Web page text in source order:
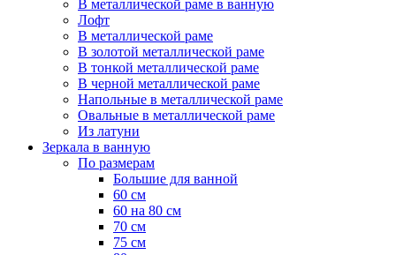
В металлической раме в ванную
Лофт
В металлической раме
В золотой металлической раме
В тонкой металлической раме
В черной металлической раме
Напольные в металлической раме
Овальные в металлической раме
Из латуни
Зеркала в ванную
По размерам
Большие для ванной
60 см
60 на 80 см
70 см
75 см